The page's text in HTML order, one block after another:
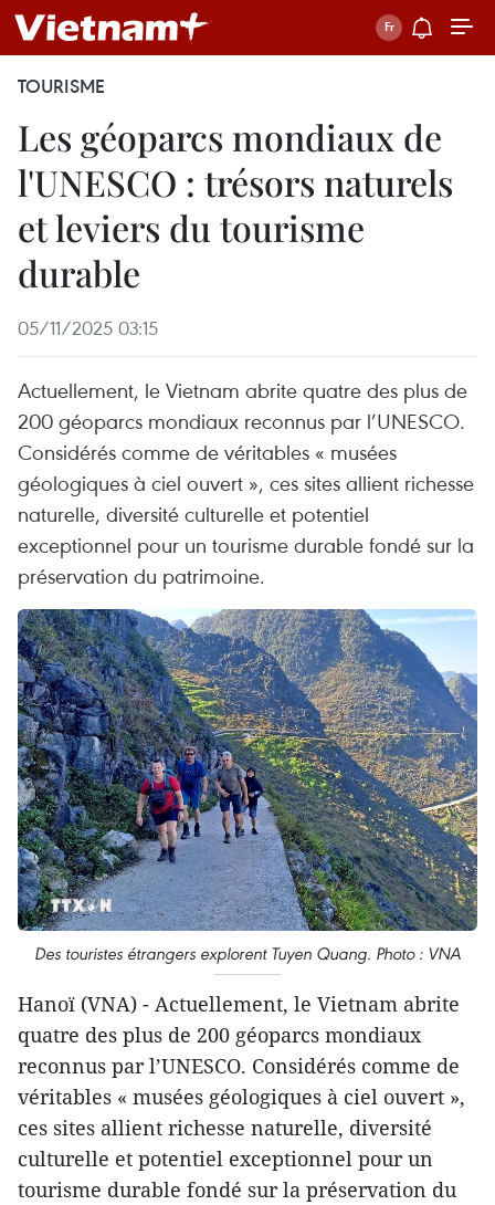
TOURISME
Les géoparcs mondiaux de
l'UNESCO : trésors naturels
et leviers du tourisme
durable
05/11/2025 03:15
Actuellement, le Vietnam abrite quatre des plus de
200 géoparcs mondiaux reconnus par l’UNESCO.
Considérés comme de véritables « musées
géologiques à ciel ouvert », ces sites allient richesse
naturelle, diversité culturelle et potentiel
exceptionnel pour un tourisme durable fondé sur la
préservation du patrimoine.
Des touristes étrangers explorent Tuyen Quang. Photo : VNA
Hanoï (VNA) - Actuellement, le Vietnam abrite
quatre des plus de 200 géoparcs mondiaux
reconnus par l’UNESCO. Considérés comme de
véritables « musées géologiques à ciel ouvert »,
ces sites allient richesse naturelle, diversité
culturelle et potentiel exceptionnel pour un
tourisme durable fondé sur la préservation du